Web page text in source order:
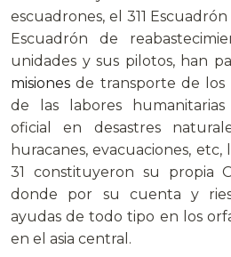
escuadrones, el 311
Escuadrón de
unidades y sus pilotos, han
misiones de transporte de los
de las labores
oficial en desastres
huracanes, evacuaciones,
31 constituyeron su propia
donde por su cuenta y
ayudas de todo tipo en los
en el asia central.